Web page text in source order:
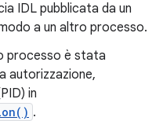
IDL pubblicata da un
a un altro processo.
processo è stata
autorizzazione,
in
.